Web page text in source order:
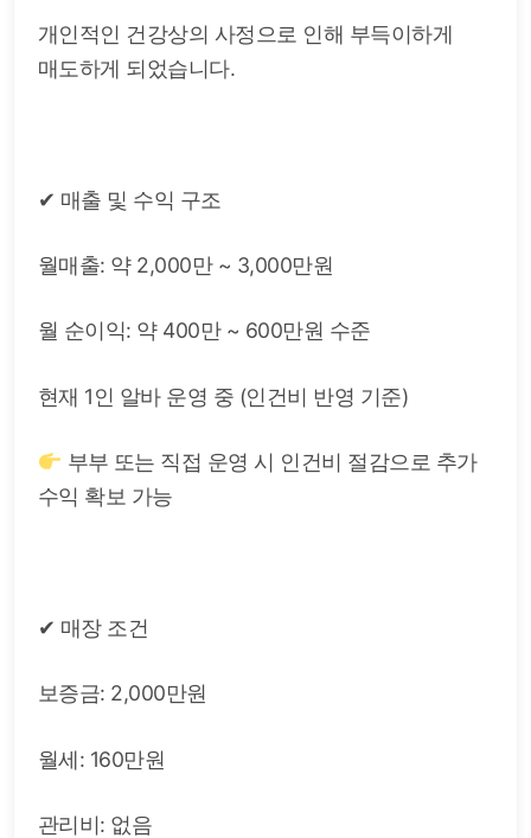
개인적인 건강상의 사정으로 인해 부득이하게
매도하게 되었습니다.
✔ 매출 및 수익 구조
월매출: 약 2,000만 ~ 3,000만원
월 순이익: 약 400만 ~ 600만원 수준
현재 1인 알바 운영 중 (인건비 반영 기준)
부부 또는 직접 운영 시 인건비 절감으로 추가
수익 확보 가능
✔ 매장 조건
보증금: 2,000만원
월세: 160만원
관리비: 없음